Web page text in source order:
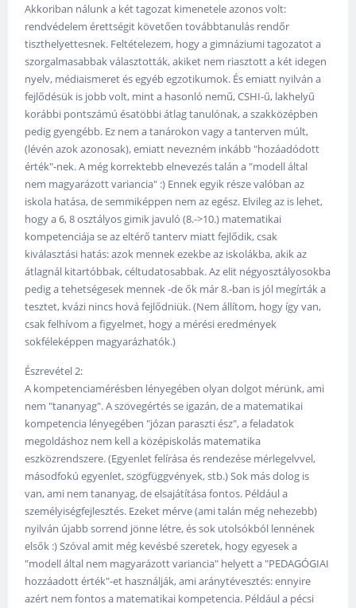
Akkoriban nálunk a két tagozat kimenetele azonos volt:
rendvédelem érettségit követően továbbtanulás rendőr
tiszthelyettesnek. Feltételezem, hogy a gimnáziumi tagozatot a
szorgalmasabbak választották, akiket nem riasztott a két idegen
nyelv, médiaismeret és egyéb egzotikumok. És emiatt nyilván a
fejlődésük is jobb volt, mint a hasonló nemű, CSHI-ű, lakhelyű
korábbi pontszámú ésatöbbi átlag tanulónak, a szakközépben
pedig gyengébb. Ez nem a tanárokon vagy a tanterven múlt,
(lévén azok azonosak), emiatt nevezném inkább "hozáadódott
érték"-nek. A még korrektebb elnevezés talán a "modell által
nem magyarázott variancia" :) Ennek egyik része valóban az
iskola hatása, de semmiképpen nem az egész. Elvileg az is lehet,
hogy a 6, 8 osztályos gimik javuló (8.->10.) matematikai
kompetenciája se az eltérő tanterv miatt fejlődik, csak
kiválasztási hatás: azok mennek ezekbe az iskolákba, akik az
átlagnál kitartóbbak, céltudatosabbak. Az elit négyosztályosokba
pedig a tehetségesek mennek -de ők már 8.-ban is jól megírták a
tesztet, kvázi nincs hová fejlődniük. (Nem állítom, hogy így van,
csak felhívom a figyelmet, hogy a mérési eredmények
sokféleképpen magyarázhatók.)
Észrevétel 2:
A kompetenciamérésben lényegében olyan dolgot mérünk, ami
nem "tananyag". A szövegértés se igazán, de a matematikai
kompetencia lényegében "józan paraszti ész", a feladatok
megoldáshoz nem kell a középiskolás matematika
eszközrendszere. (Egyenlet felírása és rendezése mérlegelvvel,
másodfokú egyenlet, szögfüggvények, stb.) Sok más dolog is
van, ami nem tananyag, de elsajátítása fontos. Például a
személyiségfejlesztés. Ezeket mérve (ami talán még nehezebb)
nyilván újabb sorrend jönne létre, és sok utolsókból lennének
elsők :) Szóval amit még kevésbé szeretek, hogy egyesek a
"modell által nem magyarázott variancia" helyett a "PEDAGÓGIAI
hozzáadott érték"-et használják, ami aránytévesztés: ennyire
azért nem fontos a matematikai kompetencia. Például a pécsi